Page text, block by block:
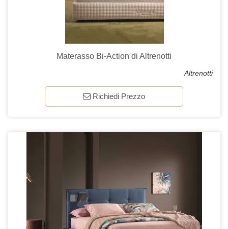
Materasso Bi-Action di Altrenotti
Altrenotti
Richiedi Prezzo